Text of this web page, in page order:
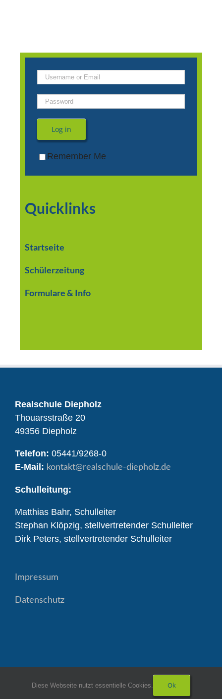
Log in
Remember Me
Quicklinks
Startseite
Schülerzeitung
Formulare & Info
Realschule Diepholz
Thouarsstraße 20
49356 Diepholz
Telefon: 05441/9268-0
E-Mail: kontakt@realschule-diepholz.de
Schulleitung:
Matthias Bahr, Schulleiter
Stephan Klöpzig, stellvertretender Schulleiter
Dirk Peters, stellvertretender Schulleiter
Impressum
Datenschutz
Diese Webseite nutzt essentielle Cookies. Ok